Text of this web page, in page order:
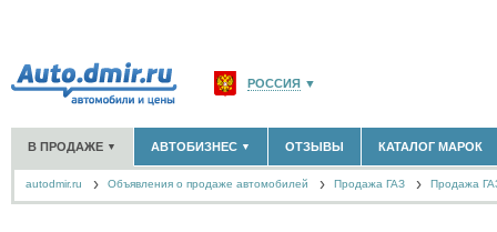
РОССИЯ ▼
САНКТ-ПЕТЕРБУРГ И ОБЛАСТЬ(14298)
КРАСНОДАРСКИЙ КРАЙ(5619)
В ПРОДАЖЕ ▼
НОВЫЕ АВТОМОБИЛИ (30122)
АВТОБИЗНЕС ▼
ОФИЦИАЛЬНЫЕ ДИЛЕРЫ
(1347)
ОТЗЫВЫ КАТАЛОГ МАРОК
autodmir.ru Объявления о продаже автомобилей Продажа ГАЗ Продажа